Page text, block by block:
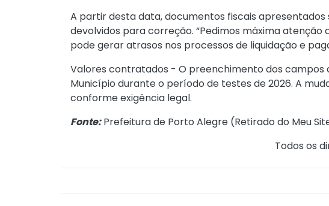
A partir desta data, documentos fiscais
devolvidos para correção. “Pedimos máxima
pode gerar atrasos nos processos de liquidação e
Valores contratados - O preenchimento dos campos
Município durante o período de testes de 2026. A
conforme exigência legal.
Fonte:Prefeitura de Porto Alegre (Retirado do Meu
Todos os